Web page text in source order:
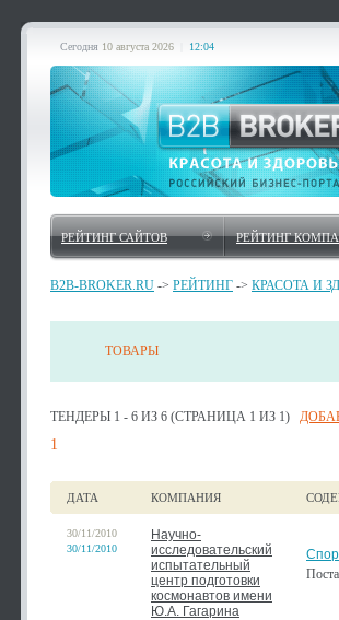
Сегодня 10 августа 2026 12:04
РЕЙТИНГ САЙТОВ РЕЙТИНГ
B2B-BROKER.RU -> РЕЙТИНГ -> КРАСОТА И
ТОВАРЫ
ТЕНДЕРЫ 1 - 6 ИЗ 6 (СТРАНИЦА 1 ИЗ 1)
1
ДАТА КОМПАНИЯ
30/11/2010
30/11/2010
Научно-
исследовательский
испытательный
центр подготовки
космонавтов имени
Ю.А. Гагарина